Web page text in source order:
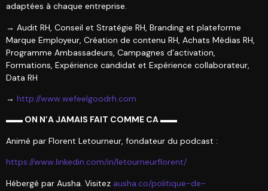
adaptées à chaque entreprise.
→ Audit RH, Conseil et Stratégie RH, Branding et plateforme
Marque Employeur, Création de contenu RH, Achats Médias RH,
Programme Ambassadeurs, Campagnes d’activation,
Formations, Expérience candidat et Expérience collaborateur,
Data RH
→ http://www.wefeelgoodrh.com
▬▬ ON N’A JAMAIS FAIT COMME CA ▬▬
Animé par Florent Letourneur, fondateur du podcast :
https://www.linkedin.com/in/letourneurflorent/
Hébergé par Ausha. Visitez ausha.co/politique-de-